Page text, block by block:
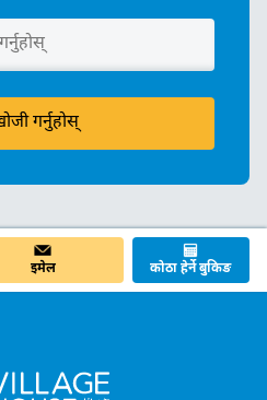
गर्नुहोस्
इमेल कोठा हेर्ने बुकिङ